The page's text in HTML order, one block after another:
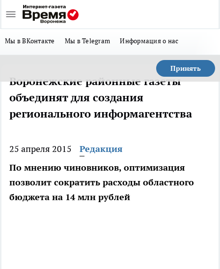
Мы в ВКонтакте Мы в Telegram Информация о нас
Принять
Воронежские районные газеты
объединят для создания
регионального информагентства
25 апреля 2015
Редакция
По мнению чиновников, оптимизация
позволит сократить расходы областного
бюджета на 14 млн рублей